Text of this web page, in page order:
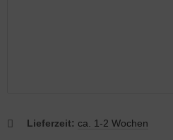
Lieferzeit: ca. 1-2 Wochen